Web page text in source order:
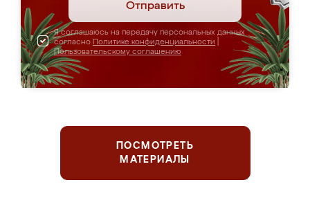
Отправить
Я соглашаюсь на передачу персональных данных
согласно Политике конфиденциальности
Пользовательскому соглашению
ПОСМОТРЕТЬ
МАТЕРИАЛЫ